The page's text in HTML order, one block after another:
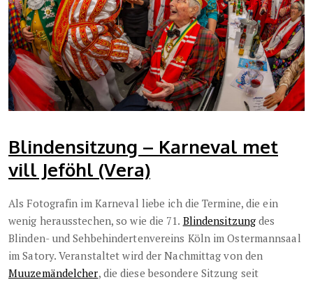
Blindensitzung – Karneval met
vill Jeföhl (Vera)
Als Fotografin im Karneval liebe ich die Termine, die ein
wenig herausstechen, so wie die 71. Blindensitzung des
Blinden- und Sehbehindertenvereins Köln im Ostermannsaal
im Satory. Veranstaltet wird der Nachmittag von den
Muuzemändelcher, die diese besondere Sitzung seit